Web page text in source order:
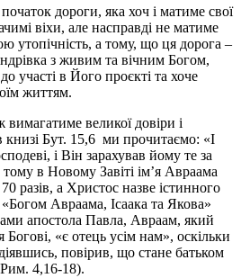
дороги, яка хоч і матиме свої
віхи, але насправді не матиме
утопічність, а тому, що ця дорога –
з живим та вічним Богом,
участі в Його проєкті та хоче
життям.
великої довіри і
книзі Бут. 15,6 ми прочитаємо: «І
і Він зарахував йому те за
в Новому Завіті ім’я Авраама
разів, а Христос назве істинного
«Богом Авраама, Ісаака та Якова»
апостола Павла, Авраам, який
Богові, «є отець усім нам», оскільки
повірив, що стане батьком
4,16-18).